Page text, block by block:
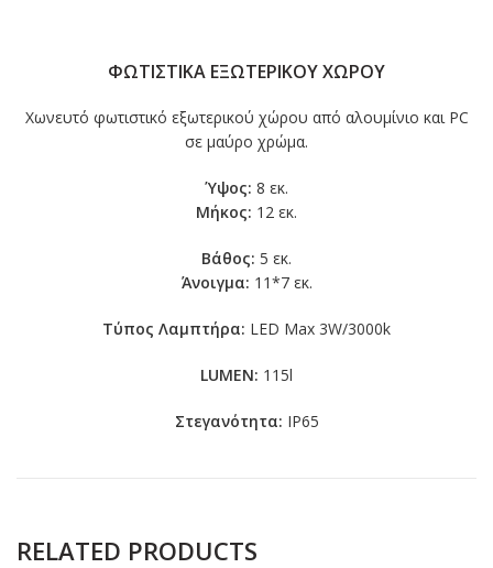
ΦΩΤΙΣΤΙΚΑ ΕΞΩΤΕΡΙΚΟΥ ΧΩΡΟΥ
Χωνευτό φωτιστικό εξωτερικού χώρου από αλουμίνιο και PC
σε μαύρο χρώμα.
Ύψος: 8 εκ.
Μήκος: 12 εκ.
Βάθος: 5 εκ.
Άνοιγμα: 11*7 εκ.
Τύπος Λαμπτήρα: LED Max 3W/3000k
LUMEN: 115l
Στεγανότητα: IP65
RELATED PRODUCTS